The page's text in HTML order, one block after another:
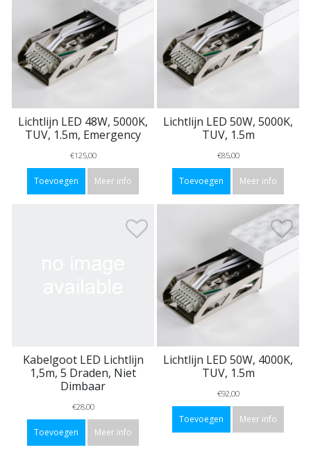
Lichtlijn LED 48W, 5000K,
TUV, 1.5m, Emergency
€125,00
Toevoegen Meer info
Lichtlijn LED 50W, 5000K,
TUV, 1.5m
€85,00
Toevoegen Meer info
Kabelgoot LED Lichtlijn
1,5m, 5 Draden, Niet
Dimbaar
€28,00
Toevoegen Meer info
Lichtlijn LED 50W, 4000K,
TUV, 1.5m
€92,00
Toevoegen Meer info